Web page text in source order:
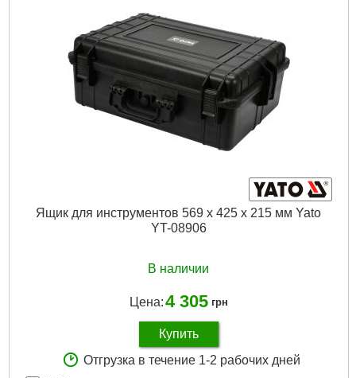
3,000 г
Подробнее...
Ящик для инструментов 569 х 425 х 215 мм Yato
YT-08906
В наличии
Цена:4 305 грн
Купить
Отгрузка в течение 1-2 рабочих дней